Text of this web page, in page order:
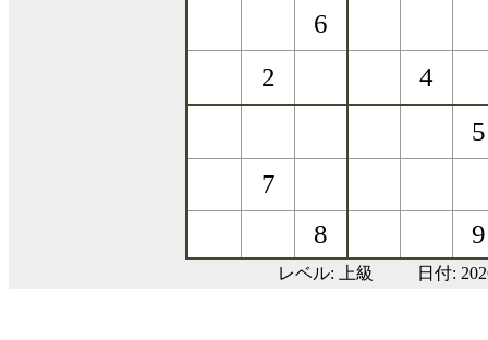
レベル: 上級 日付: